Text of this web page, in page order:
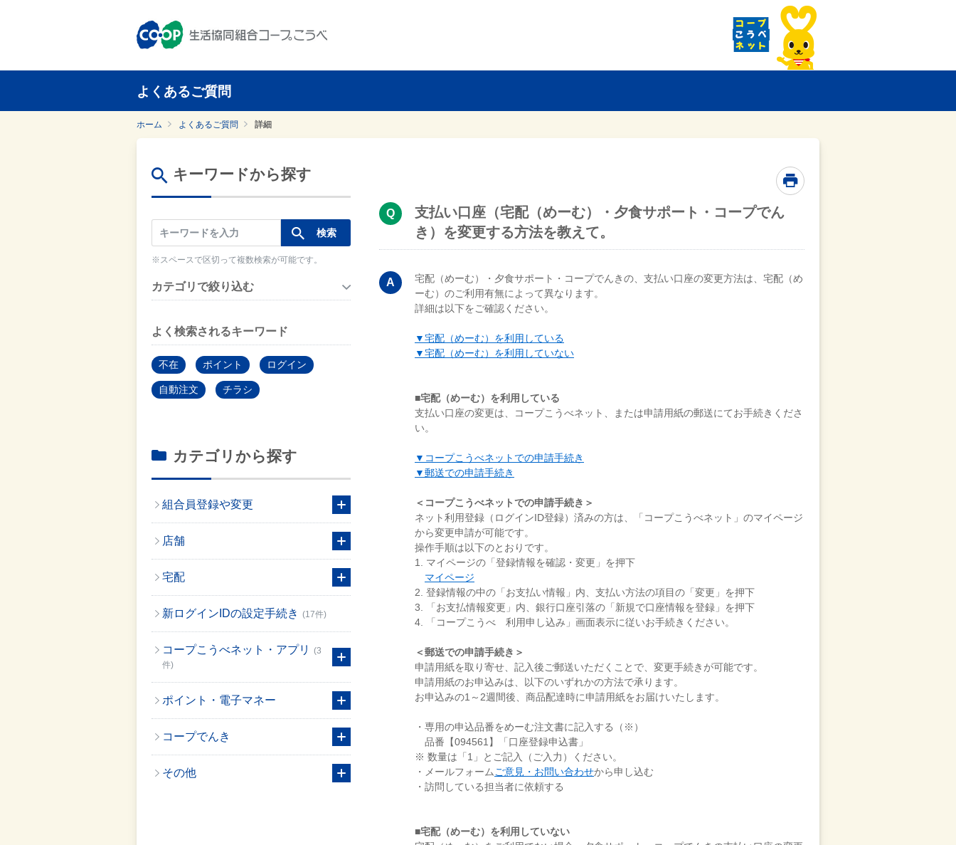
よくあるご質問
ホーム よくあるご質問 詳細
キーワードから探す
※スペースで区切って複数検索が可能です。
カテゴリで絞り込む
よく検索されるキーワード
不在 ポイント ログイン
自動注文 チラシ
カテゴリから探す
組合員登録や変更
店舗
宅配
新ログインIDの設定手続き (17件)
コープこうべネット・アプリ
(3
件)
ポイント・電子マネー
コープでんき
その他
支払い口座（宅配（めーむ）・夕食サポート・コープでん
き）を変更する方法を教えて。
宅配（めーむ）・夕食サポート・コープでんきの、支払い口座の変更方法は、宅配（め
ーむ）のご利用有無によって異なります。
詳細は以下をご確認ください。
▼宅配（めーむ）を利用している
▼宅配（めーむ）を利用していない
■宅配（めーむ）を利用している
支払い口座の変更は、コープこうべネット、または申請用紙の郵送にてお手続きくださ
い。
▼コープこうべネットでの申請手続き
▼郵送での申請手続き
＜コープこうべネットでの申請手続き＞
ネット利用登録（ログインID登録）済みの方は、「コープこうべネット」のマイページ
から変更申請が可能です。
操作手順は以下のとおりです。
1. マイページの「登録情報を確認・変更」を押下
マイページ
2. 登録情報の中の「お支払い情報」内、支払い方法の項目の「変更」を押下
3. 「お支払情報変更」内、銀行口座引落の「新規で口座情報を登録」を押下
4. 「コープこうべ 利用申し込み」画面表示に従いお手続きください。
＜郵送での申請手続き＞
申請用紙を取り寄せ、記入後ご郵送いただくことで、変更手続きが可能です。
申請用紙のお申込みは、以下のいずれかの方法で承ります。
お申込みの1～2週間後、商品配達時に申請用紙をお届けいたします。
・専用の申込品番をめーむ注文書に記入する（※）
品番【094561】「口座登録申込書」
※ 数量は「1」とご記入（ご入力）ください。
・メールフォーム ご意見・お問い合わせから申し込む
・訪問している担当者に依頼する
■宅配（めーむ）を利用していない